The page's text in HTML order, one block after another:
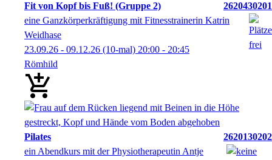
Pilates
2620130202
ein Abendkurs mit der Physiotherapeutin Antje
Fit von Kopf bis Fuß! (Gruppe 2)
2620430201
eine Ganzkörperkräftigung mit Fitnesstrainerin Katrin
Weidhase
23.09.26 - 09.12.26 (10-mal) 20:00 - 20:45
Römhild